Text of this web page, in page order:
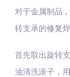
对于金属制品
转支承的修复
首先取出旋转
油清洗滚子，